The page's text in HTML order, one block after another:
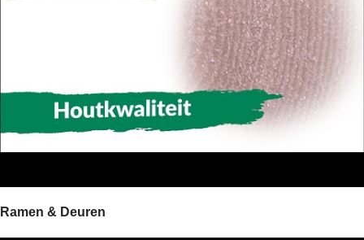
Ramen & Deuren